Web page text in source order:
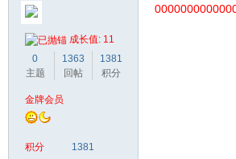
成长值: 11
0
主题
1363
回帖
1381
积分
金牌会员
积分 1381